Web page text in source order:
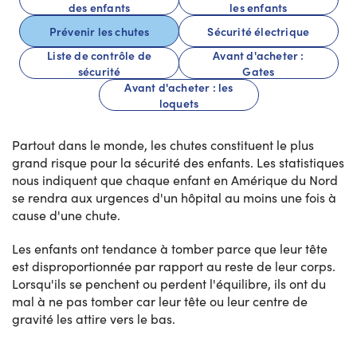
des enfants
les enfants
Prévenir les chutes
Sécurité électrique
Liste de contrôle de
sécurité
Avant d'acheter :
Gates
Avant d'acheter : les
loquets
Partout dans le monde, les chutes constituent le plus
grand risque pour la sécurité des enfants. Les statistiques
nous indiquent que chaque enfant en Amérique du Nord
se rendra aux urgences d'un hôpital au moins une fois à
cause d'une chute.
Les enfants ont tendance à tomber parce que leur tête
est disproportionnée par rapport au reste de leur corps.
Lorsqu'ils se penchent ou perdent l'équilibre, ils ont du
mal à ne pas tomber car leur tête ou leur centre de
gravité les attire vers le bas.